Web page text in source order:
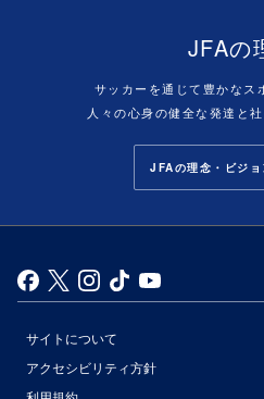
JFAの
サッカーを通じて豊かなス
人々の心身の健全な発達と
JFAの理念・ビジ
サイトについて
アクセシビリティ方針